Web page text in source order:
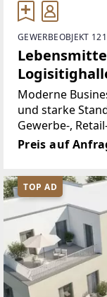
GEWERBEOBJEKT
Moderne
und starke
Gewerbe-,
bieten hohe
beste
verteilt über
Preis auf
TOP AD